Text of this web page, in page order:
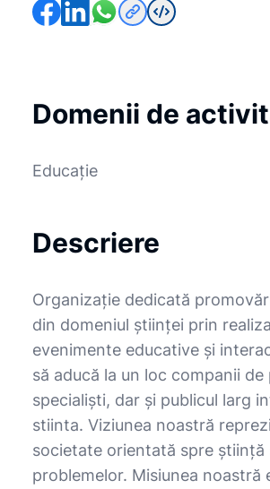
Domenii de
Educație
Descriere
Organizație dedicată
din domeniul ştiinţei prin
evenimente educative şi
să aducă la un loc companii de
specialişti, dar şi publicul larg
stiinta. Viziunea noastră
societate orientată spre știință
problemelor. Misiunea noastră